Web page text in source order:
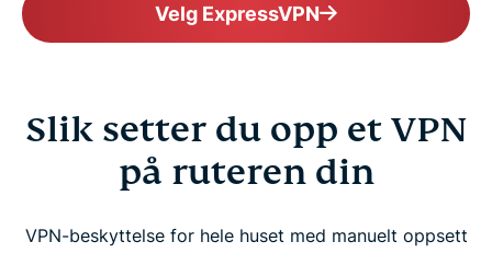
Velg ExpressVPN
Slik setter du opp et VPN
på ruteren din
VPN-beskyttelse for hele huset med manuelt oppsett